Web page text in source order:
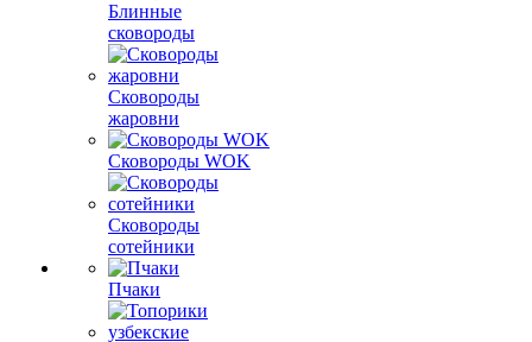
Блинные
сковороды
Сковороды
жаровни
Сковороды WOK
Сковороды
сотейники
Пчаки